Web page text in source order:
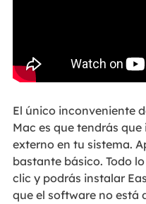
El único inconveniente
Mac es que tendrás
externo en tu sistema.
bastante básico. Todo
clic y podrás instalar
que el software no está